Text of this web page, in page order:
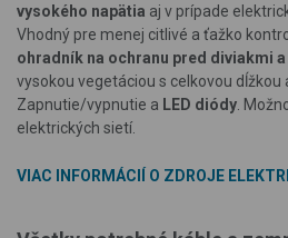
vysokého napätia aj v prípade
Vhodný pre menej citlivé a ťažko
ohradník na ochranu pred diviakmi
vysokou vegetáciou s celkovou dĺžkou
Zapnutie/vypnutie a LED diódy .
elektrických sietí.
VIAC INFORMÁCIÍ O ZDROJE